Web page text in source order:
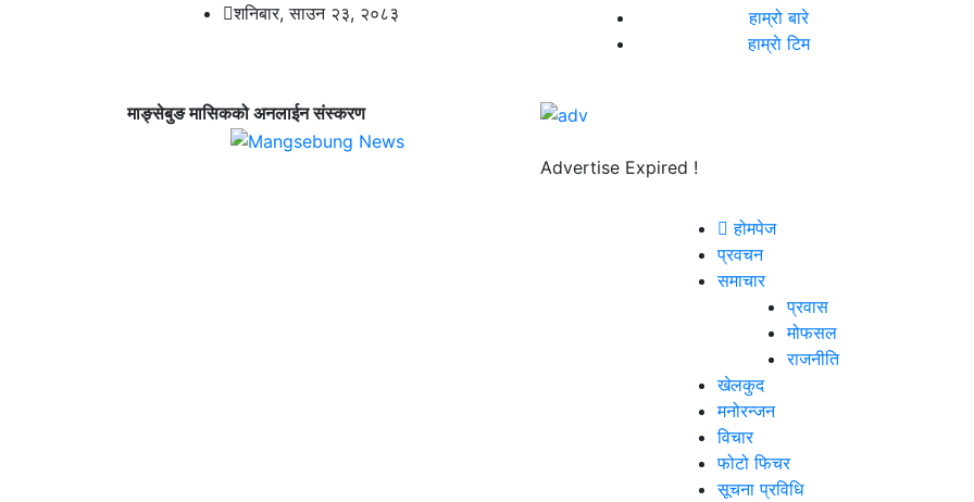
शनिबार, साउन २३, २०८३
हाम्रो बारे
हाम्राे टिम
माङ्सेबुङ मासिकको अनलाईन संस्करण
Advertise Expired !
होमपेज
प्रवचन
समाचार
प्रवास
मोफसल
राजनीति
खेलकुद
मनोरन्जन
विचार
फोटो फिचर
सूचना प्रविधि